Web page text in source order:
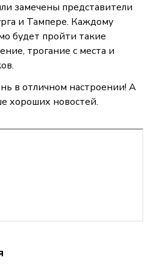
замечены представители
и Тампере. Каждому
будет пройти такие
трогание с места и
в отличном настроении! А
хороших новостей.